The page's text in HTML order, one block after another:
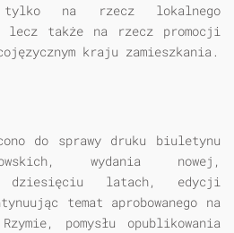
na rzecz lokalnego
lecz także na rzecz promocji
kraju zamieszkania.
do sprawy druku biuletynu
wydania nowej,
dziesięciu latach, edycji
temat aprobowanego na
pomysłu opublikowania